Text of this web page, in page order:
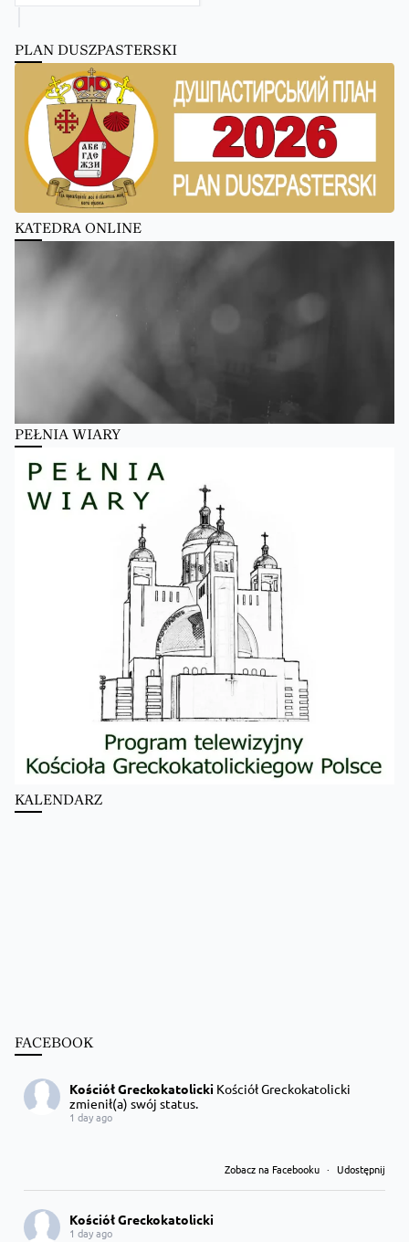
PLAN DUSZPASTERSKI
KATEDRA ONLINE
PEŁNIA WIARY
KALENDARZ
FACEBOOK
Kościół Greckokatolicki Kościół Greckokatolicki
zmienił(a) swój status.
1 day ago
Zobacz na Facebooku · Udostępnij
Kościół Greckokatolicki
1 day ago